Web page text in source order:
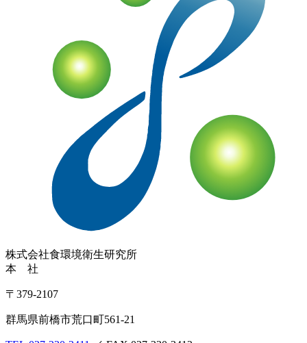
株式会社食環境衛生研究所
本 社
〒379-2107
群馬県前橋市荒口町561-21